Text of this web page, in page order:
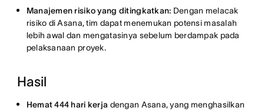
Manajemen risiko yang ditingkatkan: Dengan melacak
risiko di Asana, tim dapat menemukan potensi masalah
lebih awal dan mengatasinya sebelum berdampak pada
pelaksanaan proyek.
Hasil
Hemat 444 hari kerja dengan Asana, yang menghasilkan